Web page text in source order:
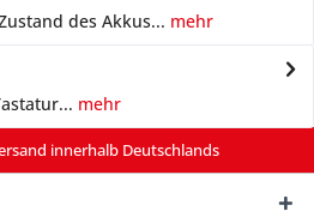
des Akkus... mehr
mehr
innerhalb Deutschlands